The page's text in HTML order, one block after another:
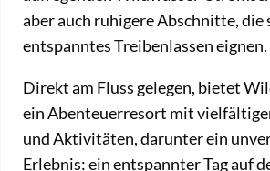
aber auch ruhigere Abschnitte,
entspanntes Treibenlassen eignen.
Direkt am Fluss gelegen, bietet
ein Abenteuerresort mit
und Aktivitäten, darunter ein
Erlebnis: ein entspannter Tag auf